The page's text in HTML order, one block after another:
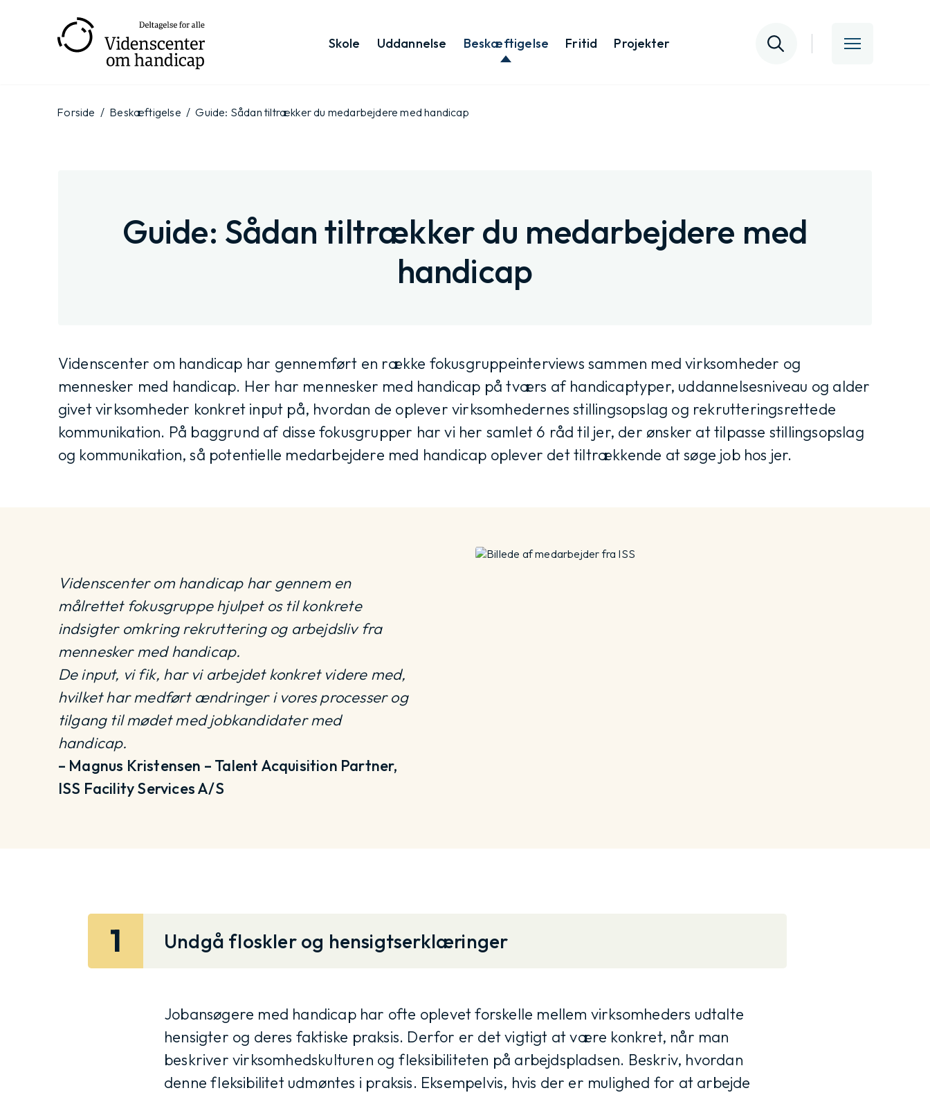
hovedindhold
Skole Uddannelse Beskæftigelse Fritid Projekter
Forside / Beskæftigelse / Guide: Sådan tiltrækker du medarbejdere med handicap
Guide: Sådan tiltrækker du medarbejdere med
handicap
Videnscenter om handicap har gennemført en række fokusgruppeinterviews sammen med virksomheder og
mennesker med handicap. Her har mennesker med handicap på tværs af handicaptyper, uddannelsesniveau og alder
givet virksomheder konkret input på, hvordan de oplever virksomhedernes stillingsopslag og rekrutteringsrettede
kommunikation. På baggrund af disse fokusgrupper har vi her samlet 6 råd til jer, der ønsker at tilpasse stillingsopslag
og kommunikation, så potentielle medarbejdere med handicap oplever det tiltrækkende at søge job hos jer.
Videnscenter om handicap har gennem en
målrettet fokusgruppe hjulpet os til konkrete
indsigter omkring rekruttering og arbejdsliv fra
mennesker med handicap.
De input, vi fik, har vi arbejdet konkret videre med,
hvilket har medført ændringer i vores processer og
tilgang til mødet med jobkandidater med
handicap.
– Magnus Kristensen – Talent Acquisition Partner,
ISS Facility Services A/S
1 Undgå floskler og hensigtserklæringer
Jobansøgere med handicap har ofte oplevet forskelle mellem virksomheders udtalte
hensigter og deres faktiske praksis. Derfor er det vigtigt at være konkret, når man
beskriver virksomhedskulturen og fleksibiliteten på arbejdspladsen. Beskriv, hvordan
denne fleksibilitet udmøntes i praksis. Eksempelvis, hvis der er mulighed for at arbejde